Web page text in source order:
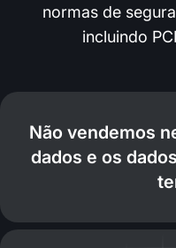
normas de
incluindo
Não vendemos
dados e os